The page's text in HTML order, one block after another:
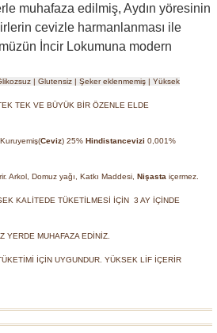
muhafaza edilmiş, Aydın yöresinin
cevizle harmanlanması ile
İncir Lokumuna modern
| Glutensiz | Şeker eklenmemiş | Yüksek
TEK VE BÜYÜK BİR ÖZENLE ELDE
Ceviz) 25% Hindistancevizi 0,001%
Arkol, Domuz yağı, Katkı Maddesi, Nişasta içermez.
KALİTEDE TÜKETİLMESİ İÇİN 3 AY İÇİNDE
YERDE MUHAFAZA EDİNİZ.
İÇİN UYGUNDUR. YÜKSEK LİF İÇERİR